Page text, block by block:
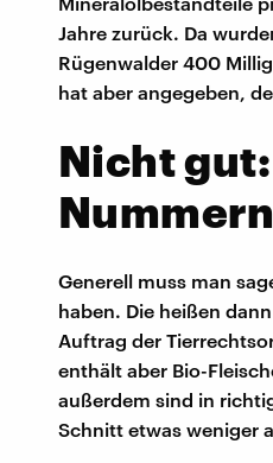
Jahre zurück. Da
Rügenwalder 400
hat aber angegeben,
Nicht
Nummern
Generell muss man
haben. Die heißen
Auftrag der
enthält aber Bio-
außerdem sind in
Schnitt etwas weniger